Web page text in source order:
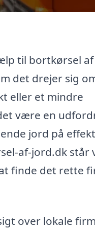
til bortkørsel
det drejer sig
eller et mindre
være en
jord på
af-jord.dk står
finde det rette
over lokale